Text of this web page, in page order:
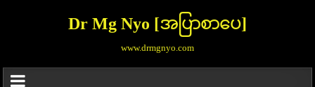
Dr Mg Nyo [အပြာစာပေ]
www.drmgnyo.com